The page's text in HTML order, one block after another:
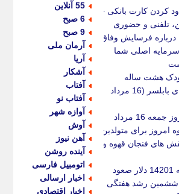
کردن کارت بانکی +
تلفنی و حضوری
فرسایش وفاق؛
اصلی شما
هشت ساله
مشهدی در دریای بابلسر (16 مرداد
فال قهوه امروز جمعه 16 مرداد
امروز برای متولدین
های فنجان قهوه و
قیمت مس به 14201 دلار صعود
ششمین رشد هفتگی
55 آنلاین
6 صبح
9 صبح
آرمان ملی
آریا
آشکار
آفتاب
آفتاب نو
آوازه شهر
آوش
آهن نیوز
آینده روشن
اتومبیل فارسی
اخبار ارسالی
اخبار اقتصادی